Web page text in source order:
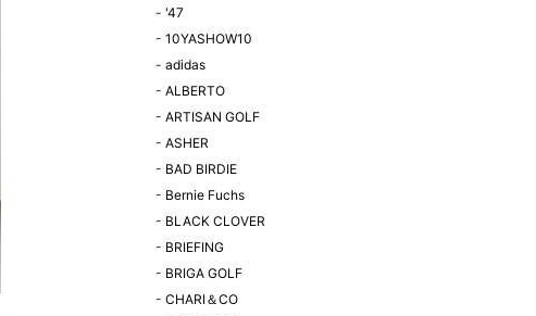
- '47
- 10YASHOW10
- adidas
- ALBERTO
- ARTISAN GOLF
- ASHER
- BAD BIRDIE
- Bernie Fuchs
- BLACK CLOVER
- BRIEFING
- BRIGA GOLF
- CHARI＆CO